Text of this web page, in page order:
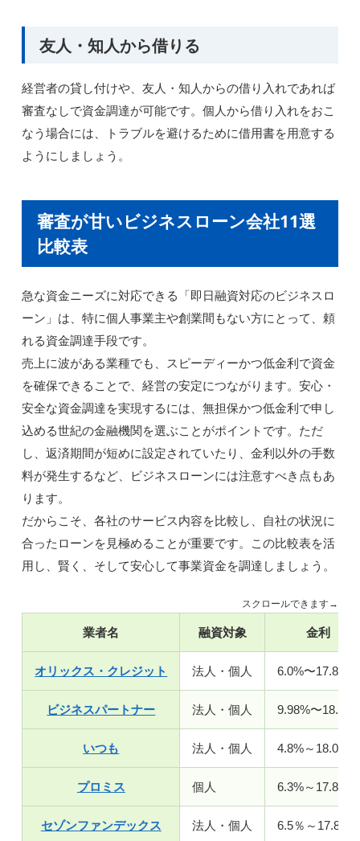
友人・知人から借りる
経営者の貸し付けや、友人・知人からの借り入れであれば
審査なしで資金調達が可能です。個人から借り入れをおこ
なう場合には、トラブルを避けるために借用書を用意する
ようにしましょう。
審査が甘いビジネスローン会社11選
比較表
急な資金ニーズに対応できる「即日融資対応のビジネスロ
ーン」は、特に個人事業主や創業間もない方にとって、頼
れる資金調達手段です。
売上に波がある業種でも、スピーディーかつ低金利で資金
を確保できることで、経営の安定につながります。安心・
安全な資金調達を実現するには、無担保かつ低金利で申し
込める世紀の金融機関を選ぶことがポイントです。ただ
し、返済期間が短めに設定されていたり、金利以外の手数
料が発生するなど、ビジネスローンには注意すべき点もあ
ります。
だからこそ、各社のサービス内容を比較し、自社の状況に
合ったローンを見極めることが重要です。この比較表を活
用し、賢く、そして安心して事業資金を調達しましょう。
スクロールできます→
業者名 融資対象 金利
オリックス・クレジット 法人・個人 6.0%〜17.8%
ビジネスパートナー 法人・個人 9.98%〜18.0%
いつも 法人・個人 4.8%～18.0%
プロミス 個人 6.3%～17.8%
セゾンファンデックス 法人・個人 6.5％～17.8％